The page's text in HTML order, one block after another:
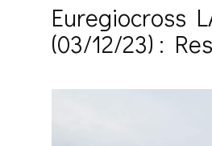
Euregiocross
(03/12/23) :